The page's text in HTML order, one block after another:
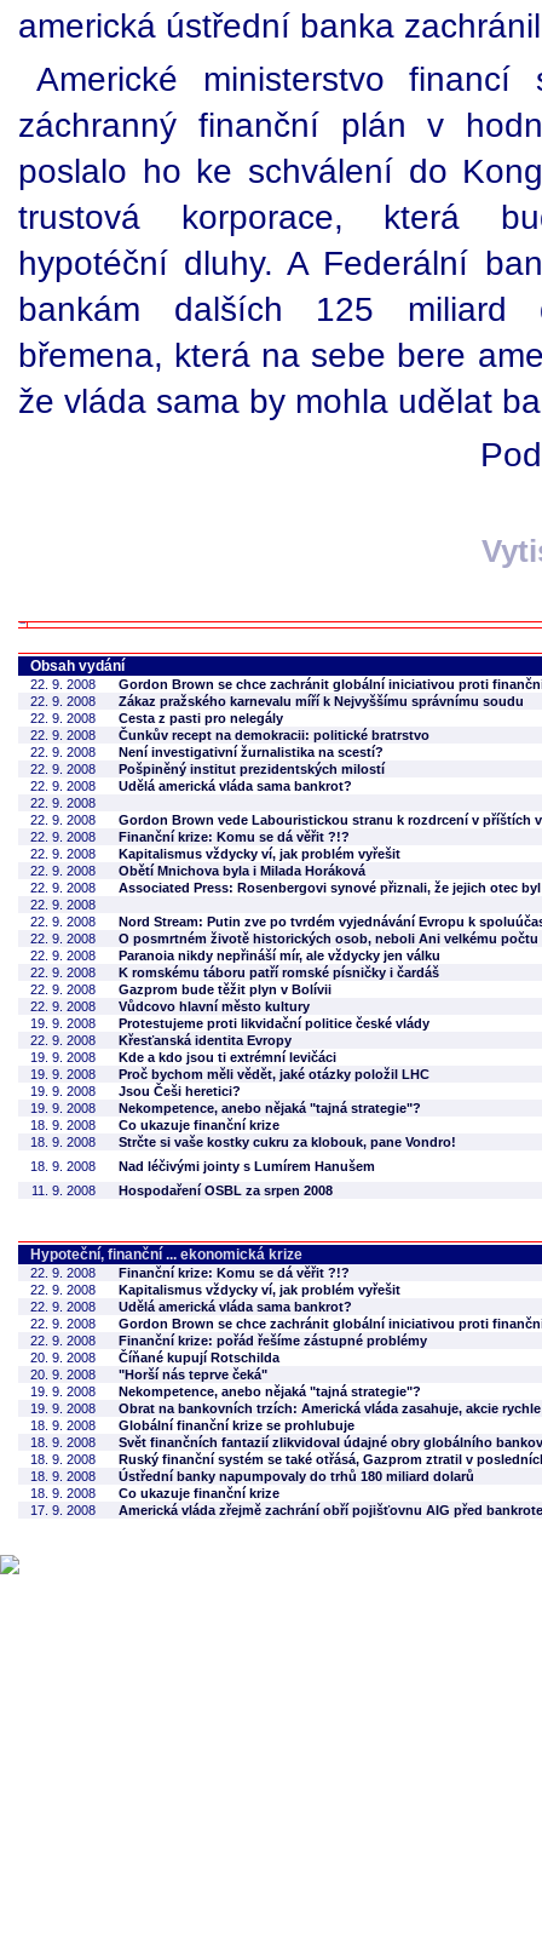
americká ústřední banka
Americké ministerstvo
záchranný finanční plán v
poslalo ho ke schválení do
trustová korporace, která
hypotéční dluhy. A Federální
bankám dalších 125 miliard
břemena, která na sebe bere
že vláda sama by mohla udělat
Obsah vydání
22. 9. 2008
Gordon Brown se chce zachránit globální iniciativou proti
22. 9. 2008
Zákaz pražského karnevalu míří k Nejvyššímu správnímu soudu
22. 9. 2008
Cesta z pasti pro nelegály
22. 9. 2008
Čunkův recept na demokracii: politické bratrstvo
22. 9. 2008
Není investigativní žurnalistika na scestí?
22. 9. 2008
Pošpiněný institut prezidentských milostí
22. 9. 2008
Udělá americká vláda sama bankrot?
22. 9. 2008
22. 9. 2008
Gordon Brown vede Labouristickou stranu k rozdrcení v příštích
22. 9. 2008
Finanční krize: Komu se dá věřit ?!?
22. 9. 2008
Kapitalismus vždycky ví, jak problém vyřešit
22. 9. 2008
Obětí Mnichova byla i Milada Horáková
22. 9. 2008
Associated Press: Rosenbergovi synové přiznali, že jejich otec
22. 9. 2008
22. 9. 2008
Nord Stream: Putin zve po tvrdém vyjednávání Evropu k
22. 9. 2008
O posmrtném životě historických osob, neboli Ani velkému počtu
22. 9. 2008
Paranoia nikdy nepřináší mír, ale vždycky jen válku
22. 9. 2008
K romskému táboru patří romské písničky i čardáš
22. 9. 2008
Gazprom bude těžit plyn v Bolívii
22. 9. 2008
Vůdcovo hlavní město kultury
19. 9. 2008
Protestujeme proti likvidační politice české vlády
22. 9. 2008
Křesťanská identita Evropy
19. 9. 2008
Kde a kdo jsou ti extrémní levičáci
19. 9. 2008
Proč bychom měli vědět, jaké otázky položil LHC
19. 9. 2008
Jsou Češi heretici?
19. 9. 2008
Nekompetence, anebo nějaká "tajná strategie"?
18. 9. 2008
Co ukazuje finanční krize
18. 9. 2008
Strčte si vaše kostky cukru za klobouk, pane Vondro!
18. 9. 2008
Nad léčivými jointy s Lumírem Hanušem
11. 9. 2008
Hospodaření OSBL za srpen 2008
Hypoteční, finanční ... ekonomická krize
22. 9. 2008
Finanční krize: Komu se dá věřit ?!?
22. 9. 2008
Kapitalismus vždycky ví, jak problém vyřešit
22. 9. 2008
Udělá americká vláda sama bankrot?
22. 9. 2008
Gordon Brown se chce zachránit globální iniciativou proti
22. 9. 2008
Finanční krize: pořád řešíme zástupné problémy
20. 9. 2008
Číňané kupují Rotschilda
20. 9. 2008
"Horší nás teprve čeká"
19. 9. 2008
Nekompetence, anebo nějaká "tajná strategie"?
19. 9. 2008
Obrat na bankovních trzích: Americká vláda zasahuje, akcie
18. 9. 2008
Globální finanční krize se prohlubuje
18. 9. 2008
Svět finančních fantazií zlikvidoval údajné obry globálního
18. 9. 2008
Ruský finanční systém se také otřásá, Gazprom ztratil v
18. 9. 2008
Ústřední banky napumpovaly do trhů 180 miliard dolarů
18. 9. 2008
Co ukazuje finanční krize
17. 9. 2008
Americká vláda zřejmě zachrání obří pojišťovnu AIG před